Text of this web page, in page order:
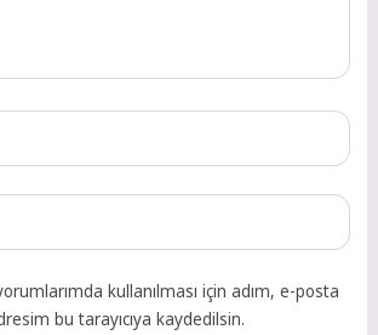
kullanılması için adım, e-posta
bu tarayıcıya kaydedilsin.